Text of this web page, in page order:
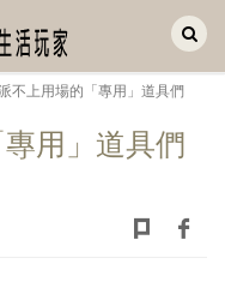
不上用場的「專用」道具們
用」道具們